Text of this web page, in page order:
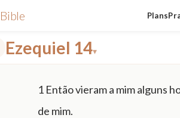
Bible Plans
Ezequiel 14▾
1 Então vieram a mim alguns
de mim.